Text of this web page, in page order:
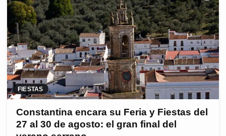
FIESTAS
Constantina encara su Feria y Fiestas del
27 al 30 de agosto: el gran final del